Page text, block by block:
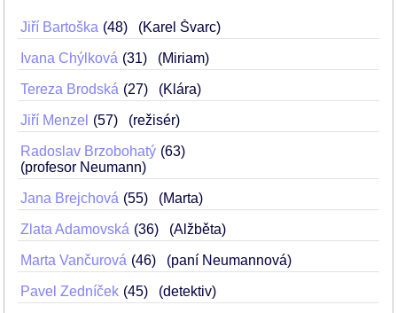
Jiří Bartoška 48 (Karel Švarc)
Ivana Chýlková 31 (Miriam)
Tereza Brodská 27 (Klára)
Jiří Menzel 57 (režisér)
Radoslav Brzobohatý 63
(profesor Neumann)
Jana Brejchová 55 (Marta)
Zlata Adamovská 36 (Alžběta)
Marta Vančurová 46 (paní Neumannová)
Pavel Zedníček 45 (detektiv)